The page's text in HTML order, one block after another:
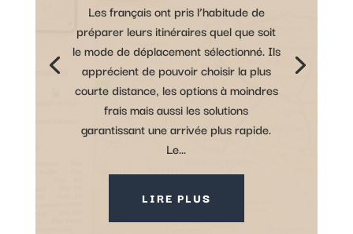
Les français ont pris l’habitude de
préparer leurs itinéraires quel que soit
le mode de déplacement sélectionné. Ils
apprécient de pouvoir choisir la plus
courte distance, les options à moindres
frais mais aussi les solutions
garantissant une arrivée plus rapide.
Le...
LIRE PLUS